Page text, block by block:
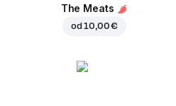
The Meats
od10,00 €